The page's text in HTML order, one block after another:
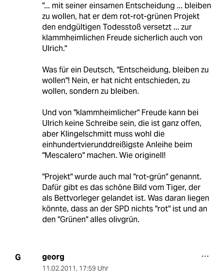
"... mit seiner einsamen Entscheidung ... bleiben
zu wollen, hat er dem rot-rot-grünen Projekt
den endgültigen Todesstoß versetzt ... zur
klammheimlichen Freude sicherlich auch von
Ulrich."
Was für ein Deutsch, "Entscheidung, bleiben zu
wollen"! Nein, er hat nicht entschieden, zu
wollen, sondern zu bleiben.
Und von "klammheimlicher" Freude kann bei
Ulrich keine Schreibe sein, die ist ganz offen,
aber Klingelschmitt muss wohl die
einhundertvierunddreißigste Anleihe beim
"Mescalero" machen. Wie originell!
"Projekt" wurde auch mal "rot-grün" genannt.
Dafür gibt es das schöne Bild vom Tiger, der
als Bettvorleger gelandet ist. Was daran liegen
könnte, dass an der SPD nichts "rot" ist und an
den "Grünen" alles olivgrün.
G georg
11.02.2011, 17:59 Uhr